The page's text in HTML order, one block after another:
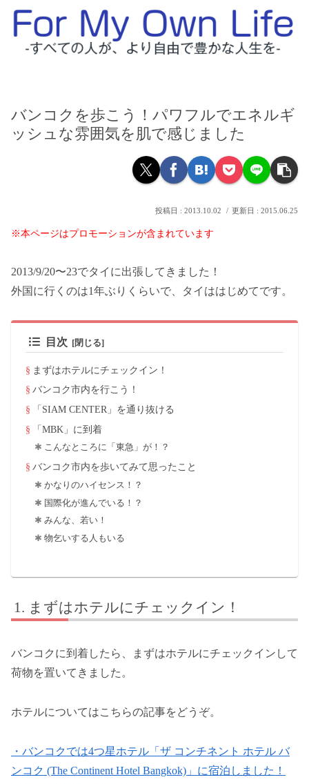
バンコクを歩こう！パワフルでエネルギ
ッシュな雰囲気を肌で感じました
2013.10.02 2015.06.25
※本ページはプロモーションが含まれています
2013/9/20〜23でタイに出張してきました！
外国に行くのは1年ぶりくらいで、タイははじめてです。
目次
まずはホテルにチェックイン！
バンコク市内を行こう！
「SIAM CENTER」を通り抜ける
「MBK」に到着
こんなところに「東急」が！？
バンコク市内を歩いてみて思ったこと
かなりのハイセンス！？
国際化が進んでいる！？
みんな、若い！
物乞いする人もいる
まずはホテルにチェックイン！
バンコクに到着したら、まずはホテルにチェックインして
荷物を置いてきました。
ホテルについてはこちらの記事をどうぞ。
・バンコクでは4つ星ホテル「ザ コンチネント ホテル バ
ンコク (The Continent Hotel Bangkok)」に宿泊しました！